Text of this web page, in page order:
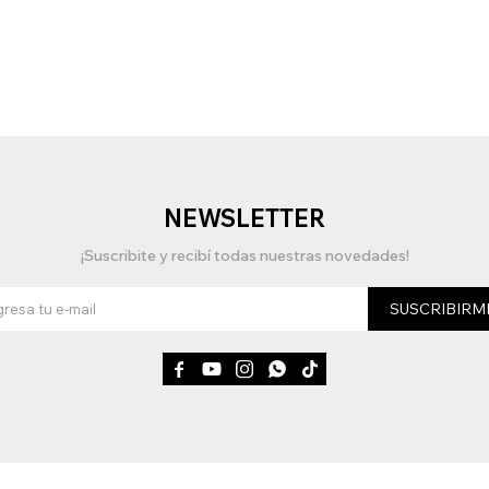
NEWSLETTER
¡Suscribite y recibí todas nuestras novedades!
    